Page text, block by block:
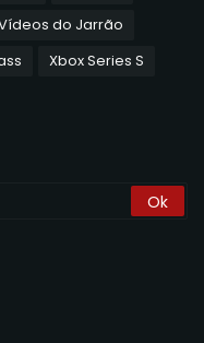
do Jarrão
Xbox Series S